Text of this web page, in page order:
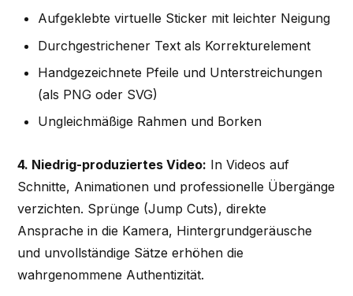
Aufgeklebte virtuelle Sticker mit leichter Neigung
Durchgestrichener Text als Korrekturelement
Handgezeichnete Pfeile und Unterstreichungen
(als PNG oder SVG)
Ungleichmäßige Rahmen und Borken
4. Niedrig-produziertes Video: In Videos auf
Schnitte, Animationen und professionelle Übergänge
verzichten. Sprünge (Jump Cuts), direkte
Ansprache in die Kamera, Hintergrundgeräusche
und unvollständige Sätze erhöhen die
wahrgenommene Authentizität.